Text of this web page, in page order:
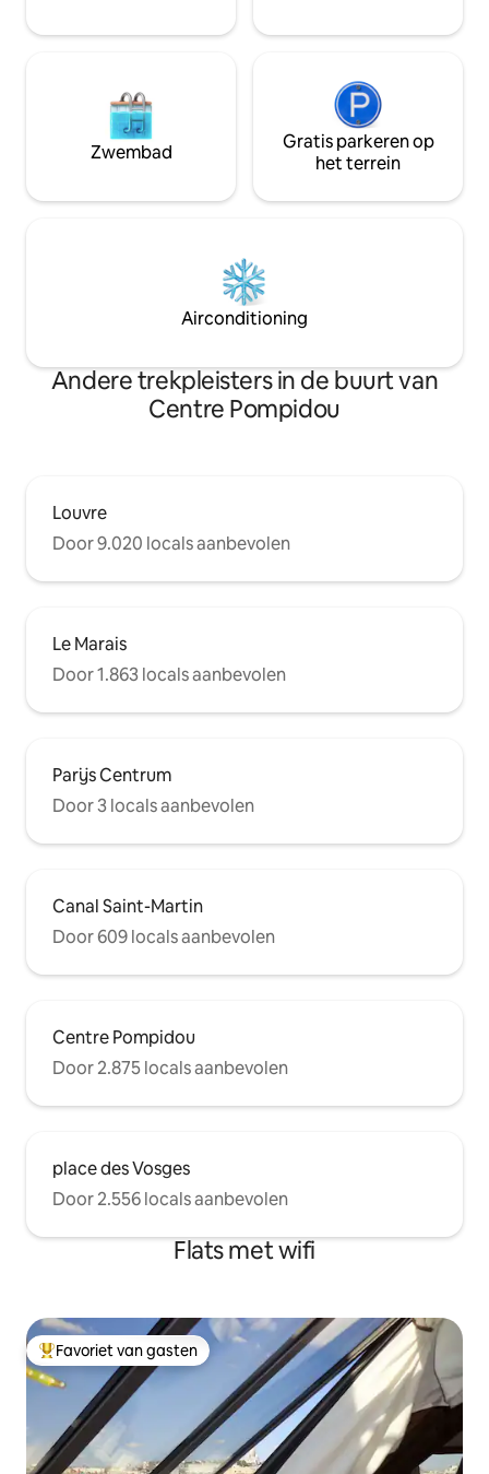
Zwembad
Gratis parkeren op
het terrein
Airconditioning
Andere trekpleisters in de buurt van
Centre Pompidou
Louvre
Door 9.020 locals aanbevolen
Le Marais
Door 1.863 locals aanbevolen
Parijs Centrum
Door 3 locals aanbevolen
Canal Saint-Martin
Door 609 locals aanbevolen
Centre Pompidou
Door 2.875 locals aanbevolen
place des Vosges
Door 2.556 locals aanbevolen
Flats met wifi
Topfavoriet van gasten
Favoriet van gasten